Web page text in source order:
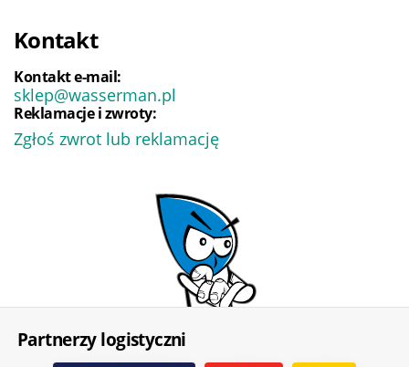
Kontakt
Kontakt e-mail:
sklep@wasserman.pl
Reklamacje i zwroty:
Zgłoś zwrot lub reklamację
Partnerzy logistyczni